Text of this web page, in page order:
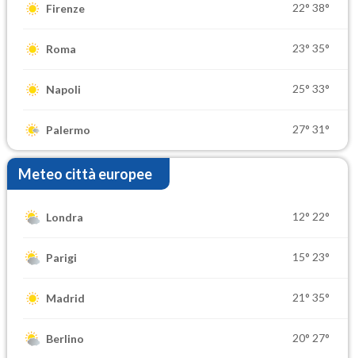
Firenze 22° 38°
Roma 23° 35°
Napoli 25° 33°
Palermo 27° 31°
Meteo città europee
Londra 12° 22°
Parigi 15° 23°
Madrid 21° 35°
Berlino 20° 27°